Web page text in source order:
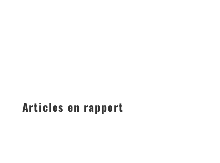
Articles en rapport